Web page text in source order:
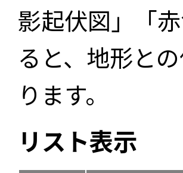
影起伏図」「
ると、地形と
ります。
リスト表示